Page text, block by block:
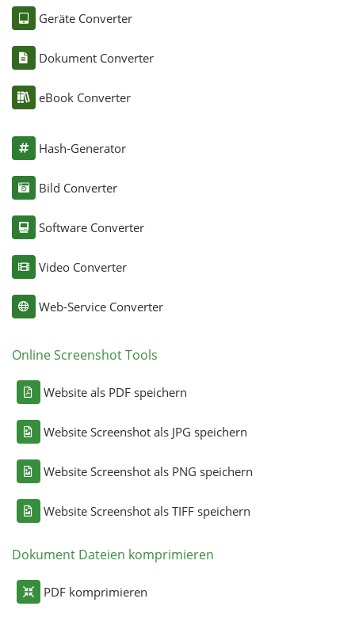
Geräte Converter
Dokument Converter
eBook Converter
Hash-Generator
Bild Converter
Software Converter
Video Converter
Web-Service Converter
Online Screenshot Tools
Website als PDF speichern
Website Screenshot als JPG speichern
Website Screenshot als PNG speichern
Website Screenshot als TIFF speichern
Dokument Dateien komprimieren
PDF komprimieren